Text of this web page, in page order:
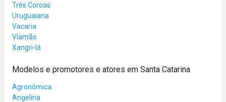
Três Coroas
Uruguaiana
Vacaria
Viamão
Xangri-lá
Modelos e promotores e atores em Santa Catarina
Agronômica
Angelina